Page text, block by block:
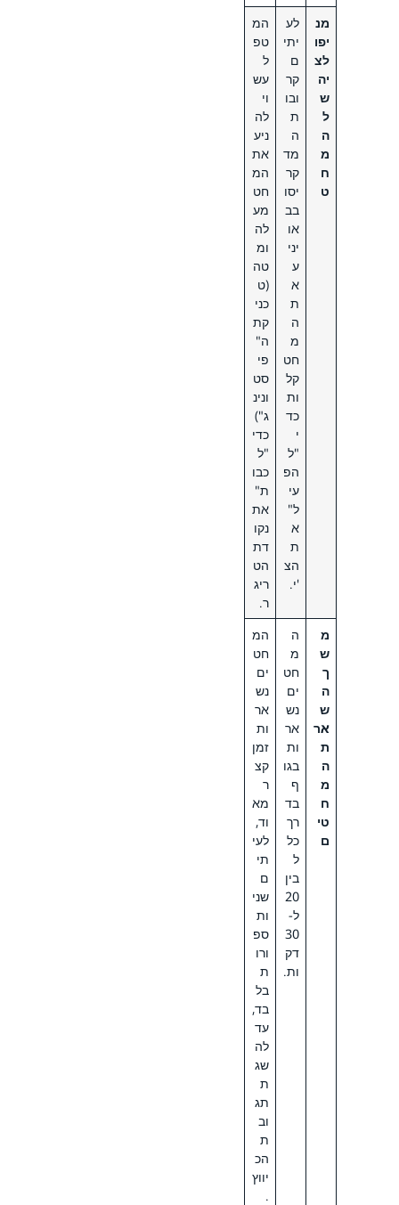
מנ
יפו
לצ
יה
ש
ל
ה
מ
ח
ט
לע
יתי
ם
קר
ובו
ת
ה
מד
קר
יסו
בב
או
יני
ע
א
ת
ה
מ
חט
קל
ות
כד
י
"ל
הפ
עי
ל"
א
ת
הצ
'י.
המ
טפ
ל
עש
וי
לה
ניע
את
המ
חט
מע
לה
ומ
טה
(ט
כני
קת
ה"
פי
סט
ונינ
ג")
כדי
"ל
כבו
ת"
את
נקו
דת
הט
ריג
ר.
מ
ש
ך
ה
ש
אר
ת
ה
מ
ח
טי
ם
ה
מ
חט
ים
נש
אר
ות
בגו
ף
בד
רך
כל
ל
בין
20
ל-
30
דק
ות.
המ
חט
ים
נש
אר
ות
זמן
קצ
ר
מא
וד,
לעי
תי
ם
שני
ות
ספ
ורו
ת
בל
בד,
עד
לה
שג
ת
תג
וב
ת
הכ
יווץ
.